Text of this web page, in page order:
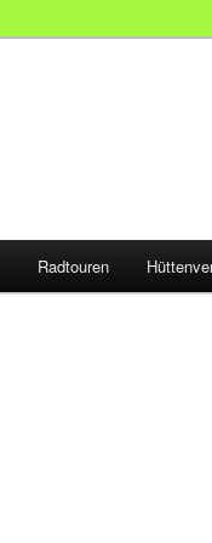
Radtouren